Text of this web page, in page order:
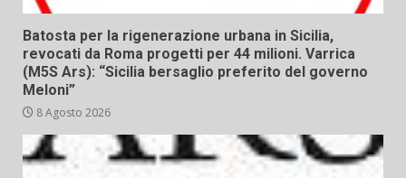
Batosta per la rigenerazione urbana in Sicilia,
revocati da Roma progetti per 44 milioni. Varrica
(M5S Ars): “Sicilia bersaglio preferito del governo
Meloni”
8 Agosto 2026